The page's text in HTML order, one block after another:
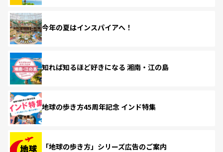
今年の夏はインスパイアへ！
知れば知るほど好きになる 湘南・江の島
地球の歩き方45周年記念 インド特集
「地球の歩き方」シリーズ広告のご案内